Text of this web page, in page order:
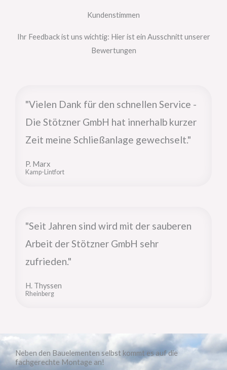
Kundenstimmen
Ihr Feedback ist uns wichtig: Hier ist ein Ausschnitt unserer
Bewertungen
"Vielen Dank für den schnellen Service -
Die Stötzner GmbH hat innerhalb kurzer
Zeit meine Schließanlage gewechselt."
P. Marx
Kamp-Lintfort
"Seit Jahren sind wird mit der sauberen
Arbeit der Stötzner GmbH sehr
zufrieden."
H. Thyssen
Rheinberg
Neben den Bauelementen selbst kommt es auf die
fachgerechte Montage an!